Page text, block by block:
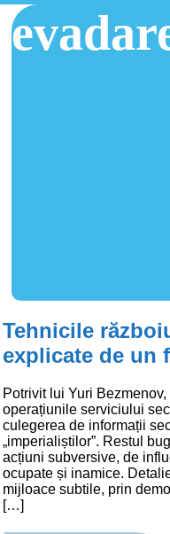
Tehnicile
explicate de un
Potrivit lui Yuri
operațiunile serviciului
culegerea de informații
„imperialiștilor”. Restul
acțiuni subversive, de
ocupate și inamice.
mijloace subtile, prin
[…]